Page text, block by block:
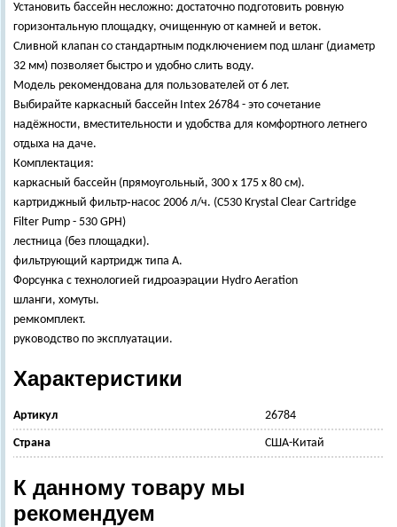
Установить бассейн несложно: достаточно подготовить ровную
горизонтальную площадку, очищенную от камней и веток.
Сливной клапан со стандартным подключением под шланг (диаметр
32 мм) позволяет быстро и удобно слить воду.
Модель рекомендована для пользователей от 6 лет.
Выбирайте каркасный бассейн Intex 26784 - это сочетание
надёжности, вместительности и удобства для комфортного летнего
отдыха на даче.
Комплектация:
каркасный бассейн (прямоугольный, 300 х 175 х 80 см).
картриджный фильтр‑насос 2006 л/ч. (C530 Krystal Clear Cartridge
Filter Pump - 530 GPH)
лестница (без площадки).
фильтрующий картридж типа А.
Форсунка с технологией гидроаэрации Hydro Aeration
шланги, хомуты.
ремкомплект.
руководство по эксплуатации.
Характеристики
Артикул 26784
Страна США-Китай
К данному товару мы
рекомендуем